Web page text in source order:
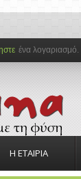
ένα λογαριασμό.
Η ΕΤΑΙΡΙΑ